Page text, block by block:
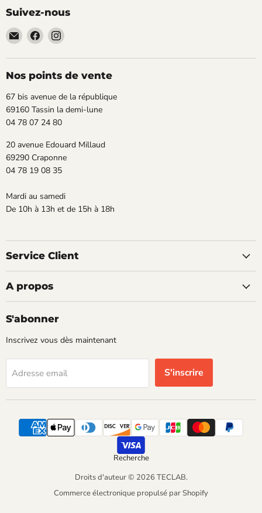
Suivez-nous
Email
TECLAB
Trouvez-
nous
sur
Facebook
Trouvez-
sur
Instagram
Nos points de vente
67 bis avenue de la république
69160 Tassin la demi-lune
04 78 07 24 80
20 avenue Edouard Millaud
69290 Craponne
04 78 19 08 35
Mardi au samedi
De 10h à 13h et de 15h à 18h
Service Client
A propos
S'abonner
Inscrivez vous dès maintenant
Adresse email S'inscrire
Recherche
Droits d'auteur © 2026 TECLAB.
Commerce électronique propulsé par Shopify